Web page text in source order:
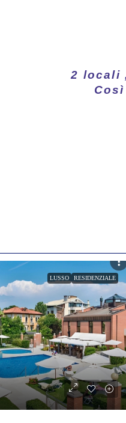
2 locali
LUSSO RESIDENZIALE